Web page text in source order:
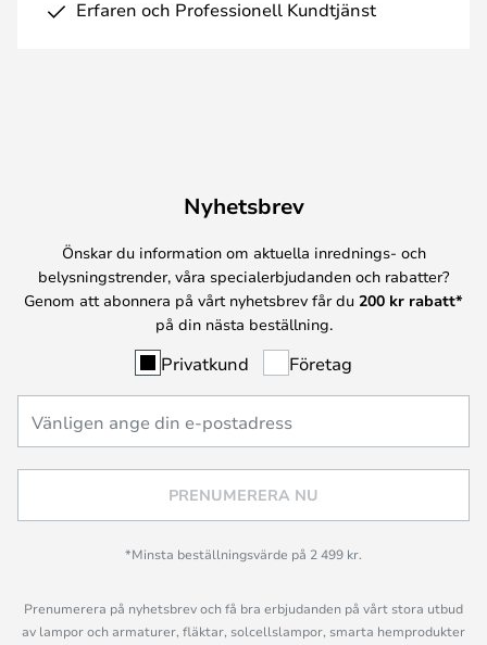
Erfaren och Professionell Kundtjänst
Nyhetsbrev
Önskar du information om aktuella inrednings- och
belysningstrender, våra specialerbjudanden och rabatter?
Genom att abonnera på vårt nyhetsbrev får du 200 kr rabatt*
på din nästa beställning.
Privatkund Företag
PRENUMERERA NU
*Minsta beställningsvärde på 2 499 kr.
Prenumerera på nyhetsbrev och få bra erbjudanden på vårt stora utbud
av lampor och armaturer, fläktar, solcellslampor, smarta hemprodukter